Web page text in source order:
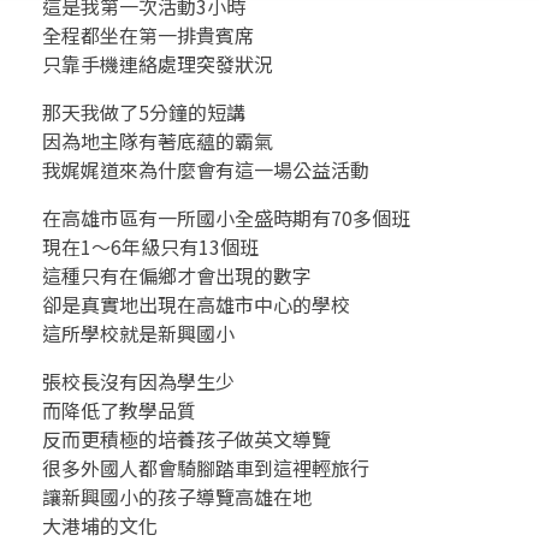
這是我第一次活動3小時
全程都坐在第一排貴賓席
只靠手機連絡處理突發狀況
那天我做了5分鐘的短講
因為地主隊有著底蘊的霸氣
我娓娓道來為什麼會有這一場公益活動
在高雄市區有一所國小全盛時期有70多個班
現在1～6年級只有13個班
這種只有在偏鄉才會出現的數字
卻是真實地出現在高雄市中心的學校
這所學校就是新興國小
張校長沒有因為學生少
而降低了教學品質
反而更積極的培養孩子做英文導覽
很多外國人都會騎腳踏車到這裡輕旅行
讓新興國小的孩子導覽高雄在地
大港埔的文化